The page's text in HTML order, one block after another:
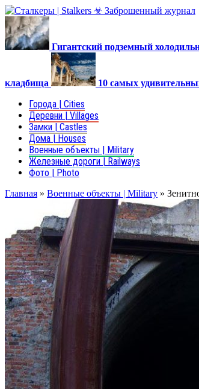
Гигантский подземный
кладбища 10 самых
Города | Cities
Деревни | Villages
Замки | Castles
Дома | Houses
Военные объекты | Military
Железные дороги | Railways
Фото | Photo
Главная » Военные объекты | Military »